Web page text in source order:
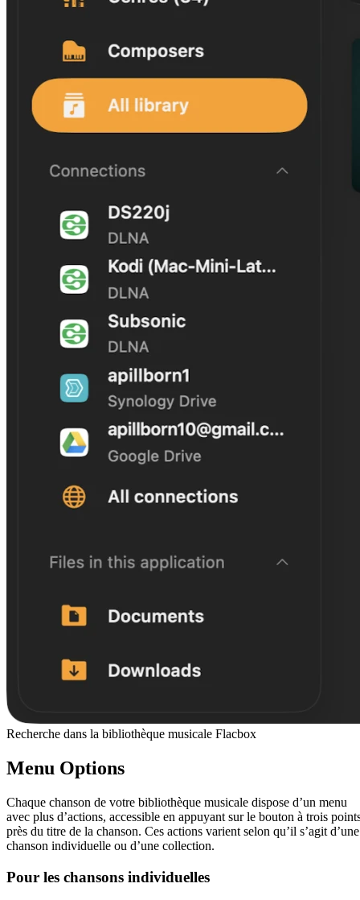
Recherche dans la bibliothèque musicale Flacbox
Menu Options
Chaque chanson de votre bibliothèque musicale dispose d’un menu
avec plus d’actions, accessible en appuyant sur le bouton à trois
près du titre de la chanson. Ces actions varient selon qu’il s’agit d’une
chanson individuelle ou d’une collection.
Pour les chansons individuelles